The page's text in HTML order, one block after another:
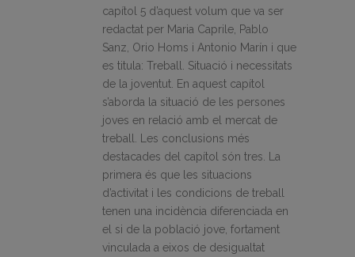
capítol 5 d’aquest volum que va ser
redactat per Maria Caprile, Pablo
Sanz, Orio Homs i Antonio Marín i que
es titula: Treball. Situació i necessitats
de la joventut. En aquest capítol
s’aborda la situació de les persones
joves en relació amb el mercat de
treball. Les conclusions més
destacades del capítol són tres. La
primera és que les situacions
d’activitat i les condicions de treball
tenen una incidència diferenciada en
el si de la població jove, fortament
vinculada a eixos de desigualtat